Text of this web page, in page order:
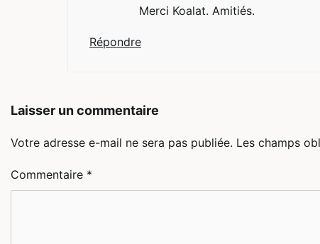
Merci Koalat. Amitiés.
Répondre
Laisser un commentaire
Votre adresse e-mail ne sera pas publiée. Les champs
Commentaire *